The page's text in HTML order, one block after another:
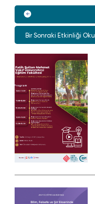
Bir Sonraki Etkinliği Oku